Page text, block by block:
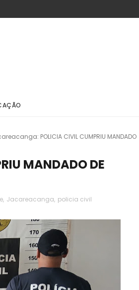
POLICIA CIVIL CUMPRIU MANDADO
MANDADO DE
, Jacareacanga, policia civil